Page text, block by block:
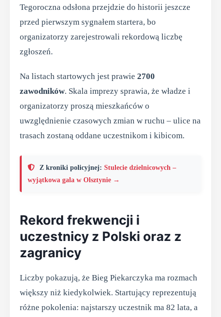
Tegoroczna odsłona przejdzie do historii jeszcze
przed pierwszym sygnałem startera, bo
organizatorzy zarejestrowali rekordową liczbę
zgłoszeń.
Na listach startowych jest prawie 2700
zawodników. Skala imprezy sprawia, że władze i
organizatorzy proszą mieszkańców o
uwzględnienie czasowych zmian w ruchu – ulice na
trasach zostaną oddane uczestnikom i kibicom.
Z kroniki policyjnej: Stulecie dzielnicowych –
wyjątkowa gala w Olsztynie →
Rekord frekwencji i
uczestnicy z Polski oraz z
zagranicy
Liczby pokazują, że Bieg Piekarczyka ma rozmach
większy niż kiedykolwiek. Startujący reprezentują
różne pokolenia: najstarszy uczestnik ma 82 lata, a